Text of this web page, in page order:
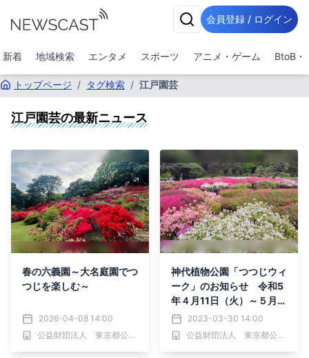
会員登録 / ログイン
新着 地域検索 エンタメ スポーツ アニメ・ゲーム BtoB・
トップページ / タグ検索 / 江戸園芸
江戸園芸の最新ニュース
春の六義園～大名庭園でつ
つじを楽しむ～
2026-04-08 14:00
公益財団法人 東京都公園協会
神代植物公園「つつじウィ
ーク」のお知らせ 令和5
年４月11日（火）～５月7
日（日）2023-03-30 14:00
公益財団法人 東京都公園協会